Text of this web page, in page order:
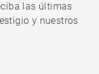
las últimas
y nuestros